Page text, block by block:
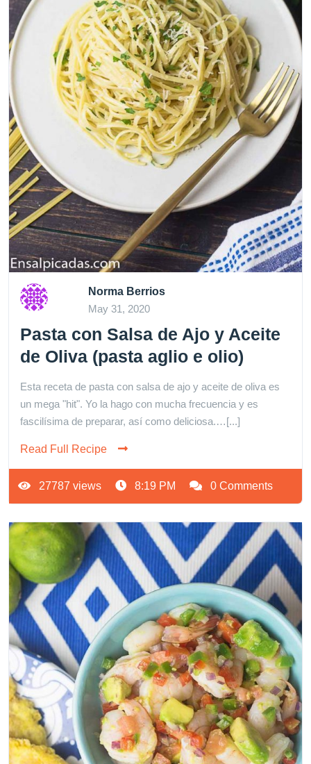
Norma Berrios
May 31, 2020
Pasta con Salsa de Ajo y Aceite
de Oliva (pasta aglio e olio)
Esta receta de pasta con salsa de ajo y aceite de oliva es
un mega "hit". Yo la hago con mucha frecuencia y es
fascilísima de preparar, así como deliciosa.…[...]
Read Full Recipe
27787 views 8:19 PM 0 Comments